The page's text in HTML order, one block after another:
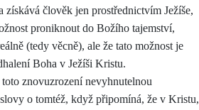
získává člověk jen prostřednictvím Ježíše,
proniknout do Božího tajemství,
(tedy věcně), ale že tato možnost je
Boha v Ježíši Kristu.
znovuzrození nevyhnutelnou
o tomtéž, když připomíná, že v Kristu,